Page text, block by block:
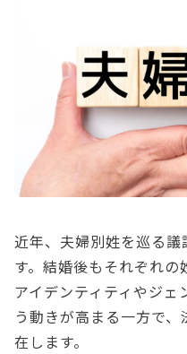
近年、夫婦別姓を巡る
す。結婚後もそれぞれ
アイデンティティやジ
う動きが高まる一方で
在します。